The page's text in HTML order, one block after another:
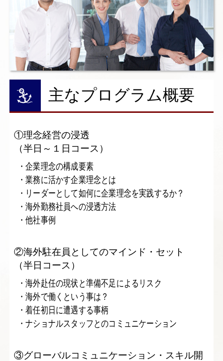
主なプログラム概要
①理念経営の浸透
（半日～１日コース）
・企業理念の構成要素
・業務に活かす企業理念とは
・リーダーとして如何に企業理念を実践するか？
・海外勤務社員への浸透方法
・他社事例
②海外駐在員としてのマインド・セット
（半日コース）
・海外赴任の現状と準備不足によるリスク
・海外で働くという事は？
・着任初日に遭遇する事柄
・ナショナルスタッフとのコミュニケーション
③グローバルコミュニケーション・スキル開